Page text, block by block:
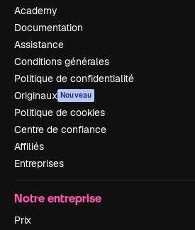
Academy
Documentation
Assistance
Conditions générales
Politique de confidentialité
Originaux Nouveau
Politique de cookies
Centre de confiance
Affiliés
Entreprises
Notre entreprise
Prix